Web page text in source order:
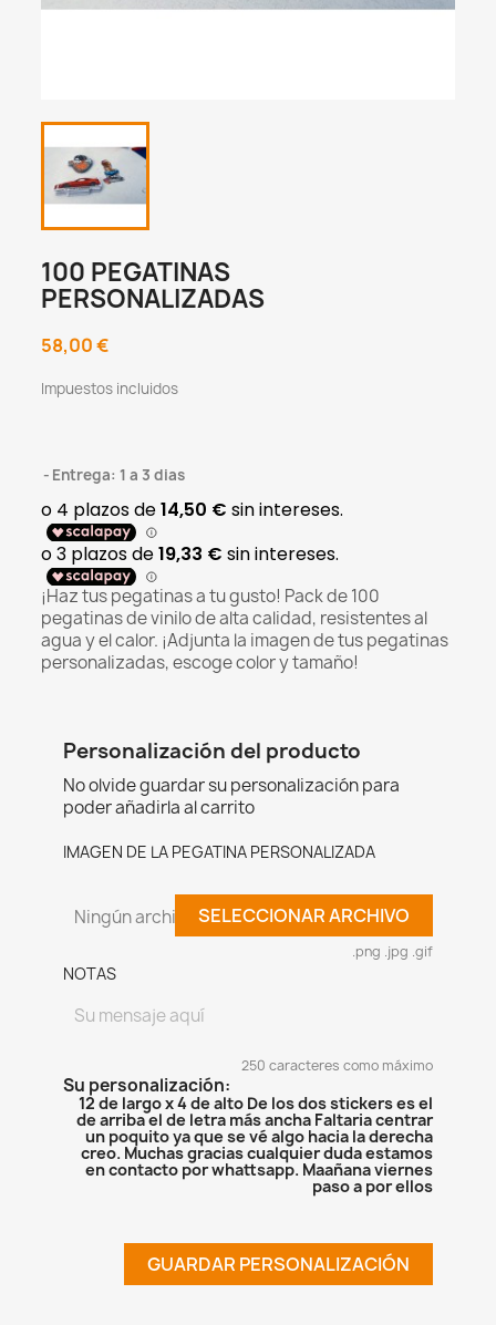
100 PEGATINAS
PERSONALIZADAS
58,00 €
Impuestos incluidos
Entrega: 1 a 3 dias
¡Haz tus pegatinas a tu gusto! Pack de 100
pegatinas de vinilo de alta calidad, resistentes al
agua y el calor. ¡Adjunta la imagen de tus pegatinas
personalizadas, escoge color y tamaño!
Personalización del producto
No olvide guardar su personalización para
poder añadirla al carrito
IMAGEN DE LA PEGATINA PERSONALIZADA
Ningún archivo seleccionado
SELECCIONAR ARCHIVO
.png .jpg .gif
NOTAS
250 caracteres como máximo
Su personalización:
12 de largo x 4 de alto De los dos stickers es el
de arriba el de letra más ancha Faltaria centrar
un poquito ya que se vé algo hacia la derecha
creo. Muchas gracias cualquier duda estamos
en contacto por whattsapp. Maañana viernes
paso a por ellos
GUARDAR PERSONALIZACIÓN